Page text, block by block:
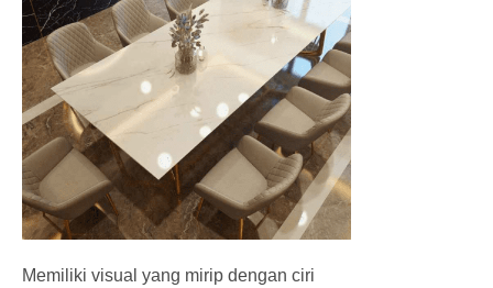
Memiliki visual yang mirip dengan ciri